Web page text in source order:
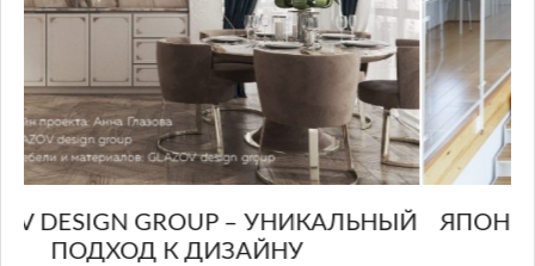
ЯПОНСКИЙ МОДЕРНИЗМ: СЕКРЕТЫ И
ЛУЧШИЕ ИНТЕРЬЕРЫ